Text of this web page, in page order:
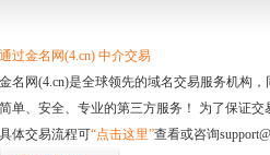
通过金名网(4.cn) 中介交易
金名网(4.cn)是全球领先的域名交易服务机构
简单、安全、专业的第三方服务！ 为了保证
具体交易流程可“点击这里”查看或咨询